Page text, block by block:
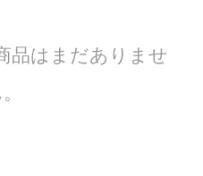
品はまだありませ